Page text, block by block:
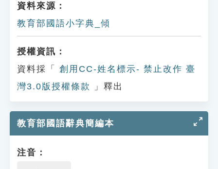
資料來源：
教育部國語小字典_傾
授權資訊：
資料採「
創用CC-姓名標示- 禁止改作 臺
灣3.0版授權條款
」釋出
教育部國語辭典簡編本
注音：